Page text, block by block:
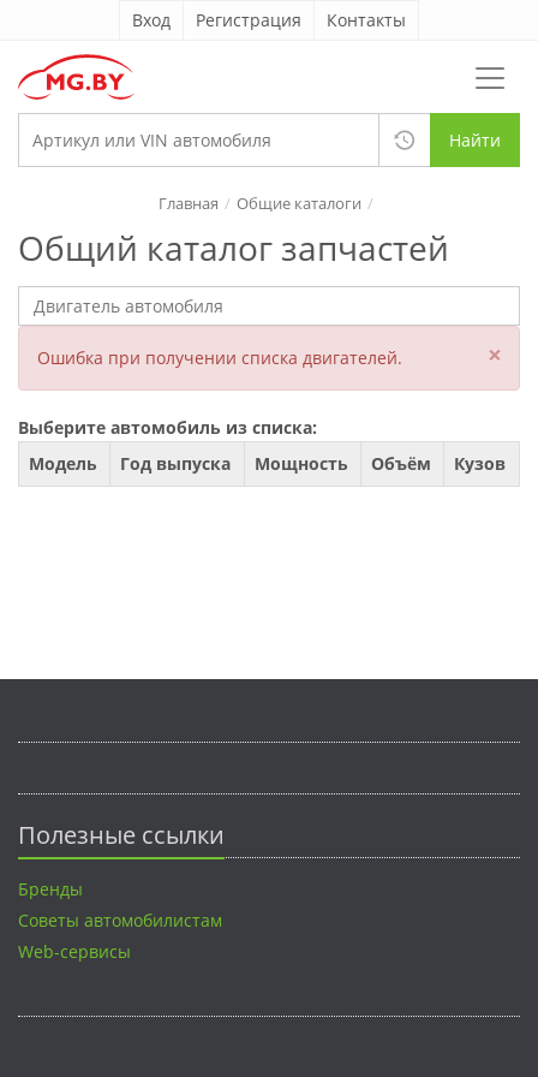
Вход Регистрация Контакты
Найти
Общий каталог запчастей
Главная Общие каталоги
Ошибка при получении списка двигателей. ×
Выберите автомобиль из списка:
Модель
Год выпуска Мощность Объём Кузов
Полезные ссылки
Бренды
Советы автомобилистам
Web-сервисы